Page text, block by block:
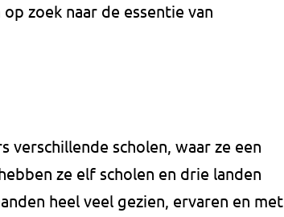
zoek naar de essentie van
verschillende scholen, waar ze een
ze elf scholen en drie landen
heel veel gezien, ervaren en met